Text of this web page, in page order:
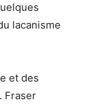
lacanisme
et des
Fraser